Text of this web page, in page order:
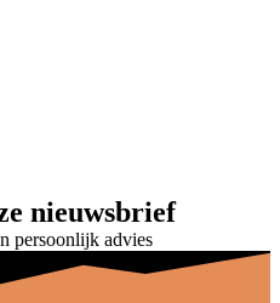
nieuwsbrief
persoonlijk advies